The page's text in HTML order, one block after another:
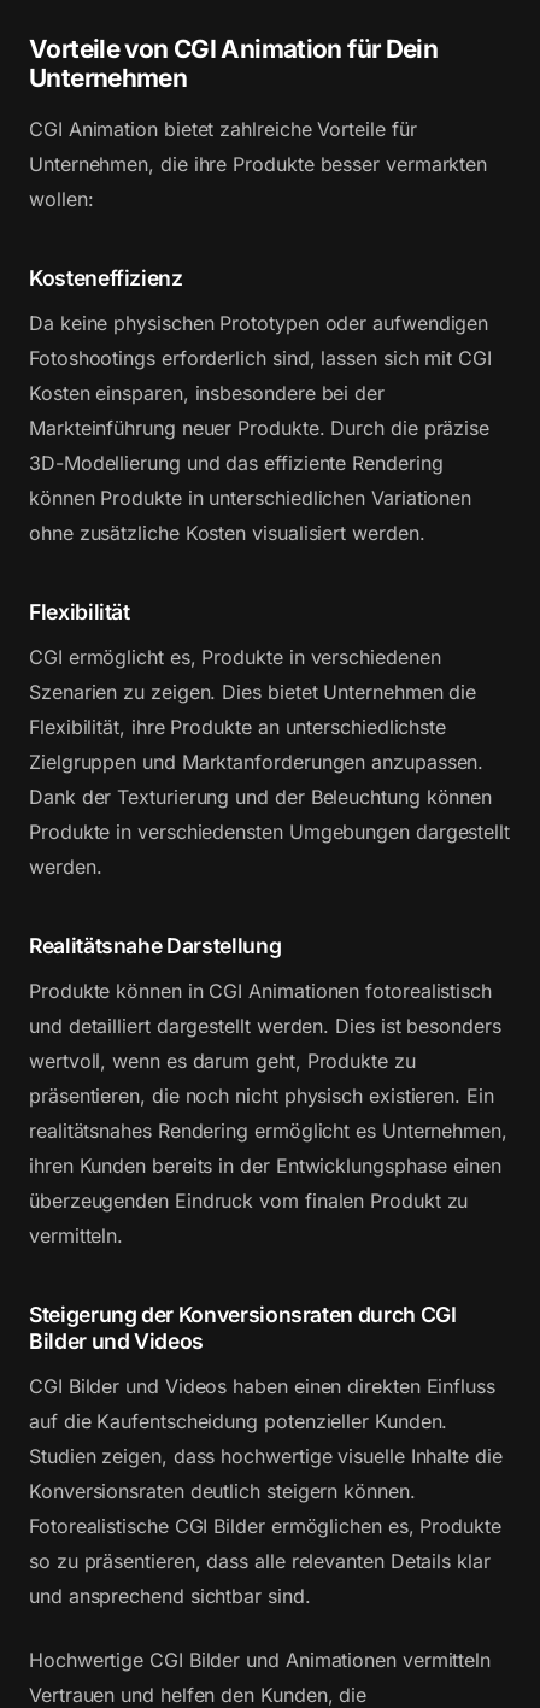
Vorteile von CGI Animation für Dein
Unternehmen
CGI Animation bietet zahlreiche Vorteile für
Unternehmen, die ihre Produkte besser vermarkten
wollen:
Kosteneffizienz
Da keine physischen Prototypen oder aufwendigen
Fotoshootings erforderlich sind, lassen sich mit CGI
Kosten einsparen, insbesondere bei der
Markteinführung neuer Produkte. Durch die präzise
3D-Modellierung und das effiziente Rendering
können Produkte in unterschiedlichen Variationen
ohne zusätzliche Kosten visualisiert werden.
Flexibilität
CGI ermöglicht es, Produkte in verschiedenen
Szenarien zu zeigen. Dies bietet Unternehmen die
Flexibilität, ihre Produkte an unterschiedlichste
Zielgruppen und Marktanforderungen anzupassen.
Dank der Texturierung und der Beleuchtung können
Produkte in verschiedensten Umgebungen dargestellt
werden.
Realitätsnahe Darstellung
Produkte können in CGI Animationen fotorealistisch
und detailliert dargestellt werden. Dies ist besonders
wertvoll, wenn es darum geht, Produkte zu
präsentieren, die noch nicht physisch existieren. Ein
realitätsnahes Rendering ermöglicht es Unternehmen,
ihren Kunden bereits in der Entwicklungsphase einen
überzeugenden Eindruck vom finalen Produkt zu
vermitteln.
Steigerung der Konversionsraten durch CGI
Bilder und Videos
CGI Bilder und Videos haben einen direkten Einfluss
auf die Kaufentscheidung potenzieller Kunden.
Studien zeigen, dass hochwertige visuelle Inhalte die
Konversionsraten deutlich steigern können.
Fotorealistische CGI Bilder ermöglichen es, Produkte
so zu präsentieren, dass alle relevanten Details klar
und ansprechend sichtbar sind.
Hochwertige CGI Bilder und Animationen vermitteln
Vertrauen und helfen den Kunden, die